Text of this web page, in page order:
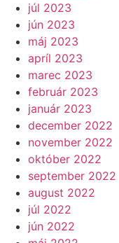
júl 2023
jún 2023
máj 2023
apríl 2023
marec 2023
február 2023
január 2023
december 2022
november 2022
október 2022
september 2022
august 2022
júl 2022
jún 2022